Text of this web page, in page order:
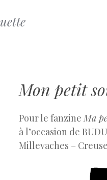
Mon petit
Pour le fanzineMa
à l’occasion de
Millevaches –